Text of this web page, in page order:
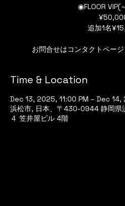
◉FLOOR VIP(
追加1名
お問合せはコンタクトページ
Time & Location
Dec 13, 2025, 11:00 PM – Dec
浜松市, 日本、〒430-0944 静岡県
４ 笠井屋ビル 4階